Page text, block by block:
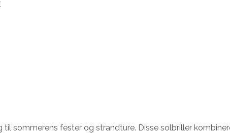
til sommerens fester og strandture. Disse solbriller